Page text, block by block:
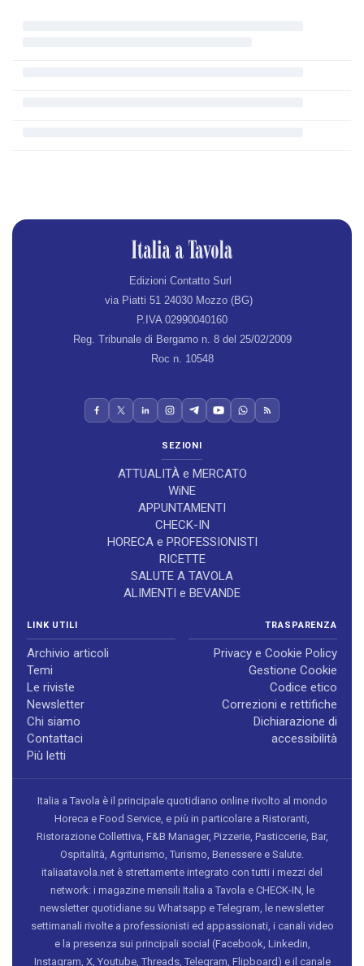
Edizioni Contatto Surl
via Piatti 51 24030 Mozzo (BG)
P.IVA 02990040160
Reg. Tribunale di Bergamo n. 8 del 25/02/2009
Roc n. 10548
SEZIONI
ATTUALITÀ e MERCATO
WiNE
APPUNTAMENTI
CHECK-IN
HORECA e PROFESSIONISTI
RICETTE
SALUTE A TAVOLA
ALIMENTI e BEVANDE
LINK UTILI
Archivio articoli
Temi
Le riviste
Newsletter
Chi siamo
Contattaci
Più letti
TRASPARENZA
Privacy e Cookie Policy
Gestione Cookie
Codice etico
Correzioni e rettifiche
Dichiarazione di
accessibilità
Italia a Tavola è il principale quotidiano online rivolto al mondo
Horeca e Food Service, e più in particolare a Ristoranti,
Ristorazione Collettiva, F&B Manager, Pizzerie, Pasticcerie, Bar,
Ospitalità, Agriturismo, Turismo, Benessere e Salute.
italiaatavola.net è strettamente integrato con tutti i mezzi del
network: i magazine mensili Italia a Tavola e CHECK-IN, le
newsletter quotidiane su Whatsapp e Telegram, le newsletter
settimanali rivolte a professionisti ed appassionati, i canali video
e la presenza sui principali social (Facebook, Linkedin,
Instagram, X, Youtube, Threads, Telegram, Flipboard) e il canale